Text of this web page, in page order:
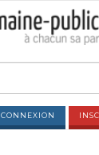
CONNEXION